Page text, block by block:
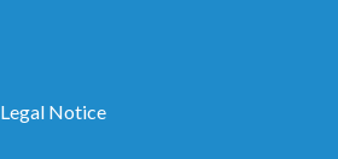
Legal Notice